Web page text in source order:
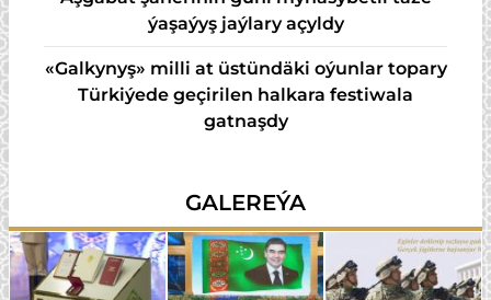
ýaşaýyş jaýlary açyldy
«Galkynyş» milli at üstündäki oýunlar topary
Türkiýede geçirilen halkara festiwala
gatnaşdy
GALEREÝA